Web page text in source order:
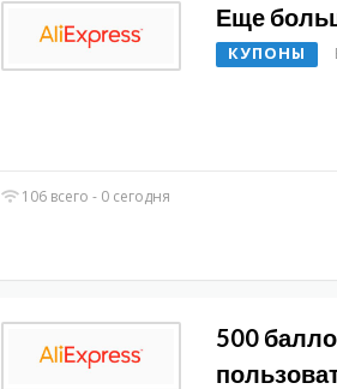
Еще
КУПОНЫ
106 всего - 0 сегодня
500